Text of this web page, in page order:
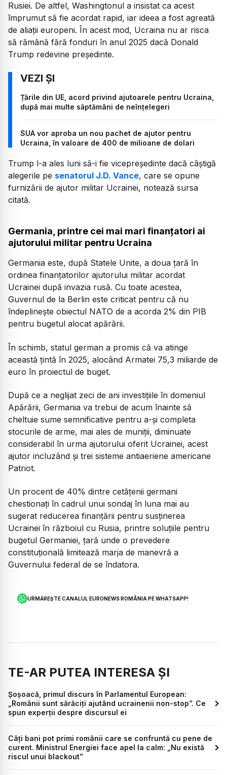
Rusiei. De altfel, Washingtonul a insistat ca acest
împrumut să fie acordat rapid, iar ideea a fost agreată
de aliaţii europeni. În acest mod, Ucraina nu ar risca
să rămână fără fonduri în anul 2025 dacă Donald
Trump redevine preşedinte.
Țările din UE, acord privind ajutoarele pentru Ucraina,
după mai multe săptămâni de neînțelegeri
SUA vor aproba un nou pachet de ajutor pentru
Ucraina, în valoare de 400 de milioane de dolari
Trump l-a ales luni să-i fie vicepreşedinte dacă câştigă
alegerile pe senatorul J.D. Vance, care se opune
furnizării de ajutor militar Ucrainei, notează sursa
citată.
Germania, printre cei mai mari finanțatori ai
ajutorului militar pentru Ucraina
Germania este, după Statele Unite, a doua țară în
ordinea finanțatorilor ajutorului militar acordat
Ucrainei după invazia rusă. Cu toate acestea,
Guvernul de la Berlin este criticat pentru că nu
îndeplinește obiectul NATO de a acorda 2% din PIB
pentru bugetul alocat apărării.
În schimb, statul german a promis că va atinge
această țintă în 2025, alocând Armatei 75,3 miliarde de
euro în proiectul de buget.
După ce a neglijat zeci de ani investițiile în domeniul
Apărării, Germania va trebui de acum înainte să
cheltuie sume semnificative pentru a-şi completa
stocurile de arme, mai ales de muniţii, diminuate
considerabil în urma ajutorului oferit Ucrainei, acest
ajutor incluzând şi trei sisteme antiaeriene americane
Patriot.
Un procent de 40% dintre cetăţenii germani
chestionaţi în cadrul unui sondaj în luna mai au
sugerat reducerea finanţării pentru susţinerea
Ucrainei în războiul cu Rusia, printre soluţiile pentru
bugetul Germaniei, ţară unde o prevedere
constituţională limitează marja de manevră a
Guvernului federal de se îndatora.
URMĂREȘTE CANALUL EURONEWS ROMÂNIA PE WHATSAPP!
TE-AR PUTEA INTERESA ȘI
Șoșoacă, primul discurs în Parlamentul European:
„Românii sunt sărăciţi ajutând ucrainenii non-stop”. Ce
spun experții despre discursul ei
Câți bani pot primi românii care se confruntă cu pene de
curent. Ministrul Energiei face apel la calm: „Nu există
riscul unui blackout”